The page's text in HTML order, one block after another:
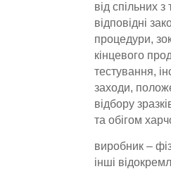
від спільних
відповідні
процедури,
кінцевого
тестування,
заходи,
відбору
та обігом
виробник –
інші